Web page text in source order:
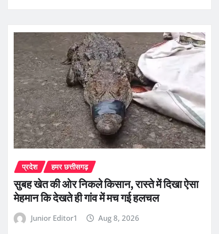
प्रदेश हमर छत्तीसगढ़
सुबह खेत की ओर निकले किसान, रास्ते में दिखा ऐसा
मेहमान कि देखते ही गांव में मच गई हलचल
Junior Editor1 Aug 8, 2026